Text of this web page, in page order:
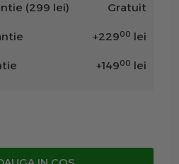
(299 lei)
Gratuit
+22900 lei
+14900 lei